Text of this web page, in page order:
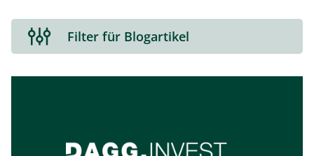
aus-
oder
Filter für Blogartikel